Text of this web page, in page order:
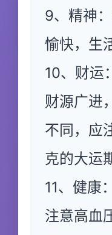
9、精神
愉快，生
10、财运
财源广进
不同，应
克的大运
11、健康
注意高血